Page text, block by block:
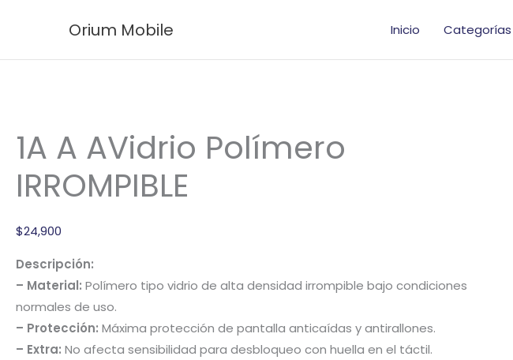
Orium Mobile Inicio Categorías
1A A AVidrio Polímero
IRROMPIBLE
$24,900
Descripción:
– Material: Polímero tipo vidrio de alta densidad irrompible bajo condiciones
normales de uso.
– Protección: Máxima protección de pantalla anticaídas y antirallones.
– Extra: No afecta sensibilidad para desbloqueo con huella en el táctil.
precio
precio